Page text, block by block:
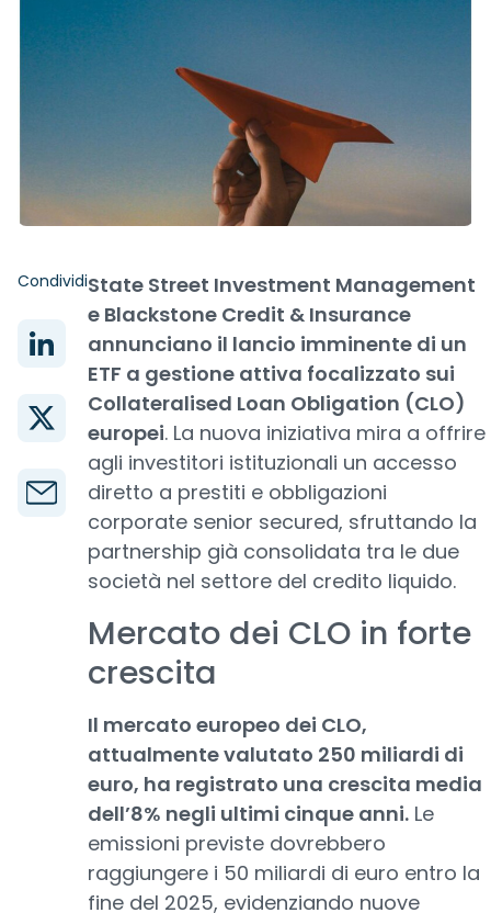
CondividiState Street Investment Management
e Blackstone Credit & Insurance
annunciano il lancio imminente di un
ETF a gestione attiva focalizzato sui
Collateralised Loan Obligation (CLO)
europei. La nuova iniziativa mira a offrire
agli investitori istituzionali un accesso
diretto a prestiti e obbligazioni
corporate senior secured, sfruttando la
partnership già consolidata tra le due
società nel settore del credito liquido.
Mercato dei CLO in forte
crescita
Il mercato europeo dei CLO,
attualmente valutato 250 miliardi di
euro, ha registrato una crescita media
dell’8% negli ultimi cinque anni. Le
emissioni previste dovrebbero
raggiungere i 50 miliardi di euro entro la
fine del 2025, evidenziando nuove